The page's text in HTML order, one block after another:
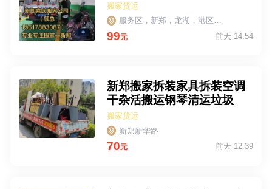
搬家货运
服务区，新郑，龙湖，港区，郑州巩义平顶山，许昌驻马店，落阳。
99元 前天 14:54
新郑搬家拆装家具拆装空调
干杂活搬运钢琴清运垃圾
搬家货运
新郑新华路
70元 前天 12:39